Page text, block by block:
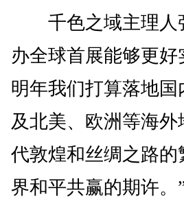
千色之域主理人
办全球首展能够更
明年我们打算落地
及北美、欧洲等海
代敦煌和丝绸之路
界和平共赢的期许。